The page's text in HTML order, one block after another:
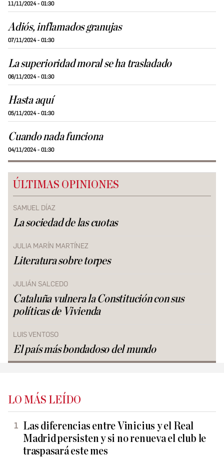
11/11/2024 - 01:30
Adiós, inflamados granujas
07/11/2024 - 01:30
La superioridad moral se ha trasladado
06/11/2024 - 01:30
Hasta aquí
05/11/2024 - 01:30
Cuando nada funciona
04/11/2024 - 01:30
ÚLTIMAS OPINIONES
SAMUEL DÍAZ
La sociedad de las cuotas
JULIA MARÍN MARTÍNEZ
Literatura sobre torpes
JULIÁN SALCEDO
Cataluña vulnera la Constitución con sus
políticas de Vivienda
LUIS VENTOSO
El país más bondadoso del mundo
LO MÁS LEÍDO
Las diferencias entre Vinicius y el Real
Madrid persisten y si no renueva el club le
traspasará este mes